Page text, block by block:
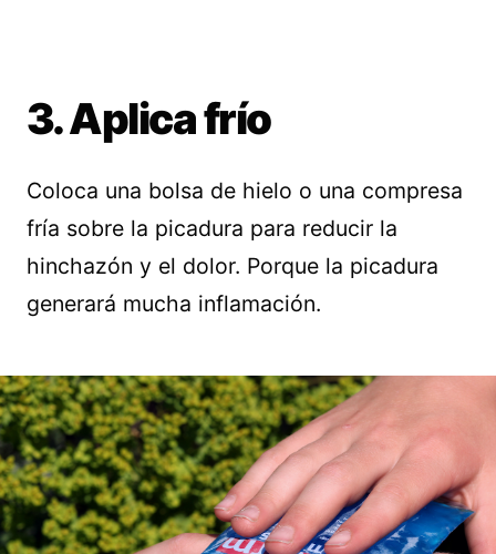
3. Aplica frío
Coloca una bolsa de hielo o una compresa
fría sobre la picadura para reducir la
hinchazón y el dolor. Porque la picadura
generará mucha inflamación.